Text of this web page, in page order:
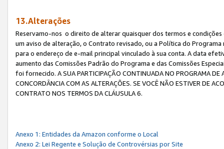
13.Alterações
Reservamo-nos o direito de alterar quaisquer dos termos e
um aviso de alteração, o Contrato revisado, ou a Política do
para o endereço de e-mail principal vinculado à sua conta. A data
aumento das Comissões Padrão do Programa e das Comissões
foi fornecido. A SUA PARTICIPAÇÃO CONTINUADA NO PROGRAMA DE
CONCORDÂNCIA COM AS ALTERAÇÕES. SE VOCÊ NÃO ESTIVER DE
CONTRATO NOS TERMOS DA CLÁUSULA 6.
Anexo 1: Entidades da Amazon conforme o Local
Anexo 2: Lei Regente e Solução de Controvérsias por Site